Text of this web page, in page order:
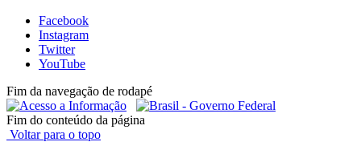
Facebook
Instagram
Twitter
YouTube
Fim da navegação de rodapé
Fim do conteúdo da página
Voltar para o topo